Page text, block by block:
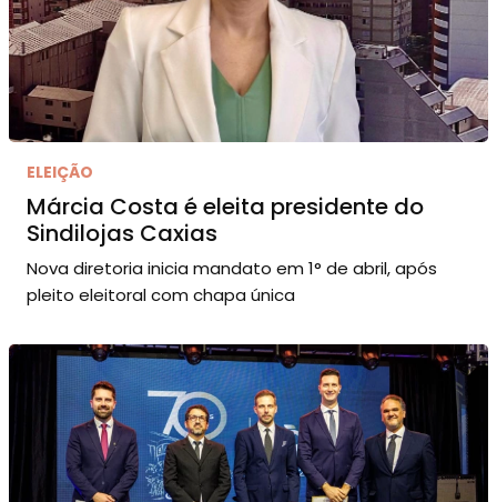
ELEIÇÃO
Márcia Costa é eleita presidente do
Sindilojas Caxias
Nova diretoria inicia mandato em 1° de abril, após
pleito eleitoral com chapa única